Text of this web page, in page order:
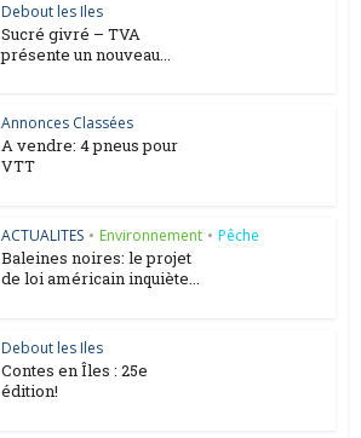
Debout les Iles
Sucré givré – TVA
présente un nouveau...
Annonces Classées
A vendre: 4 pneus pour
VTT
ACTUALITES • Environnement • Pêche
Baleines noires: le projet
de loi américain inquiète...
Debout les Iles
Contes en Îles : 25e
édition!